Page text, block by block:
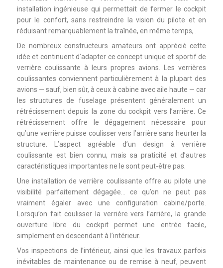
installation ingénieuse qui permettait de fermer le cockpit
pour le confort, sans restreindre la vision du pilote et en
réduisant remarquablement la traînée, en même temps, .
De nombreux constructeurs amateurs ont apprécié cette
idée et continuent d’adapter ce concept unique et sportif de
verrière coulissante à leurs propres avions. Les verrières
coulissantes conviennent particulièrement à la plupart des
avions — sauf, bien sûr, à ceux à cabine avec aile haute — car
les structures de fuselage présentent généralement un
rétrécissement depuis la zone du cockpit vers l’arrière. Ce
rétrécissement offre le dégagement nécessaire pour
qu’une verrière puisse coulisser vers l’arrière sans heurter la
structure. L’aspect agréable d’un design à verrière
coulissante est bien connu, mais sa praticité et d’autres
caractéristiques importantes ne le sont peut-être pas.
Une installation de verrière coulissante offre au pilote une
visibilité parfaitement dégagée… ce qu’on ne peut pas
vraiment égaler avec une configuration cabine/porte.
Lorsqu’on fait coulisser la verrière vers l’arrière, la grande
ouverture libre du cockpit permet une entrée facile,
simplement en descendant à l’intérieur.
Vos inspections de l’intérieur, ainsi que les travaux parfois
inévitables de maintenance ou de remise à neuf, peuvent